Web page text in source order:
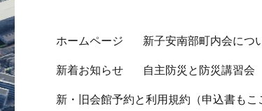
ホームページ 新子安南部町内会につ
新着お知らせ 自主防災と防災講習会
新・旧会館予約と利用規約（申込書もこ